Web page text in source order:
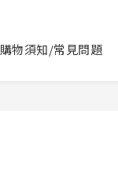
購物須知/常見問題